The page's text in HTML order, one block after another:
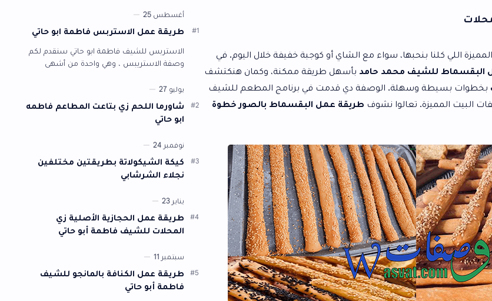
سواء مع الشاي أو كوجبة خفيفة خلال اليوم. في
محمد حامدبأسهل طريقة ممكنة، وكمان هنكتشف
الوصفة دي قدمت في برنامج المطعم للشيف
تعالوا نشوفطريقة عمل البقسماط بالصور خطوة
طريقة عمل الاستربس فاطمة ابو حاتي
الاستربس للشيف فاطمة ابو حاتي سنقدم لكم
وصفة الاستريبس ، وهي واحدة من أشهى
الأطباق التي يتفق الجميع على جمال طعمها
وشكلها. سنقدم لكم أفضل تتبيلة يمكن…
شاورما اللحم زي بتاعت المطاعم فاطمه
كيكة الشيكولاتة بطريقتين مختلفين
نجلاء الشرشابي
طريقة عمل الحجازية الأصلية زي
المحلات للشيف فاطمة أبو حاتي
طريقة عمل الكنافة بالمانجو للشيف
فاطمة أبو حاتي